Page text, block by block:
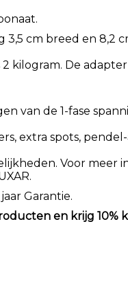
3,5 cm breed en 8,2
2 kilogram. De
van de 1-fase
extra spots,
Voor meer
Garantie.
en krijg